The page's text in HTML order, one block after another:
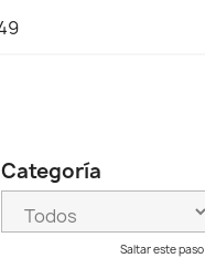
Categoría
Saltar este paso